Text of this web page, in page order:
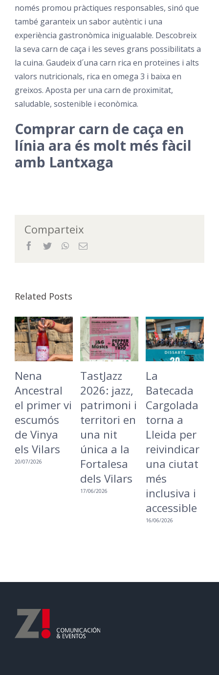
només promou pràctiques responsables, sinó que
també garanteix un sabor autèntic i una
experiència gastronòmica inigualable. Descobreix
la seva carn de caça i les seves grans possibilitats a
la cuina. Gaudeix d´una carn rica en proteïnes i alts
valors nutricionals, rica en omega 3 i baixa en
greixos. Aposta per una carn de proximitat,
saludable, sostenible i econòmica.
Comprar carn de caça en
línia ara és molt més fàcil
amb Lantxaga
Comparteix
Facebook
TwitterWhatsApp
Email
Related Posts
Nena
Ancestral
el primer vi
escumós
de Vinya
els Vilars
20/07/2026
TastJazz
2026: jazz,
patrimoni i
territori en
una nit
única a la
Fortalesa
dels Vilars
17/06/2026
La
Batecada
Cargolada
torna a
Lleida per
reivindicar
una ciutat
més
inclusiva i
accessible
16/06/2026